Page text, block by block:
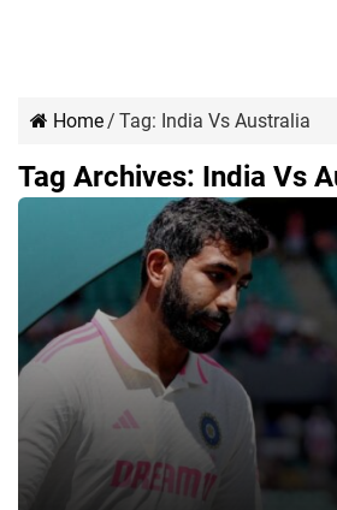
Home/ Tag: India Vs Australia
Tag Archives: India Vs